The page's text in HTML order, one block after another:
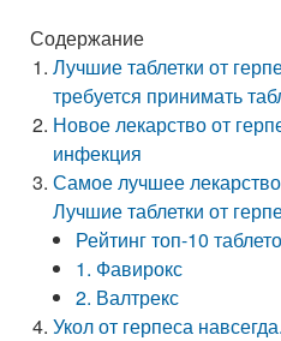
Содержание
Лучшие таблетки от
требуется принимать
Новое лекарство от
инфекция
Самое лучшее лекарство
Лучшие таблетки от
Рейтинг топ-10
1. Фавирокс
2. Валтрекс
Укол от герпеса